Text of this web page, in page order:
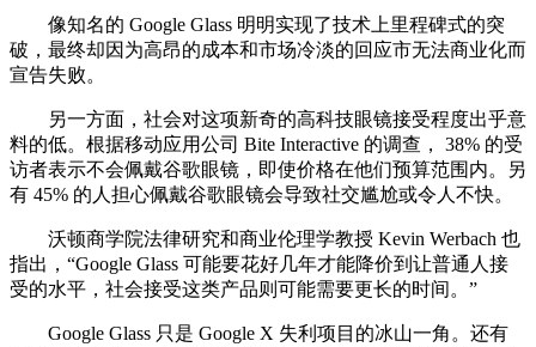
像知名的 Google Glass 明明实现了技术上里程碑式的突
破，最终却因为高昂的成本和市场冷淡的回应市无法商业化而
宣告失败。
另一方面，社会对这项新奇的高科技眼镜接受程度出乎意
料的低。根据移动应用公司 Bite Interactive 的调查， 38% 的受
访者表示不会佩戴谷歌眼镜，即使价格在他们预算范围内。另
有 45% 的人担心佩戴谷歌眼镜会导致社交尴尬或令人不快。
沃顿商学院法律研究和商业伦理学教授 Kevin Werbach 也
指出，“Google Glass 可能要花好几年才能降价到让普通人接
受的水平，社会接受这类产品则可能需要更长的时间。”
Google Glass 只是 Google X 失利项目的冰山一角。还有